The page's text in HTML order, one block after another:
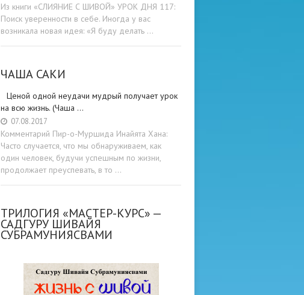
Из книги «СЛИЯНИЕ С ШИВОЙ» УРОК ДНЯ 117:
Поиск уверенности в себе. Иногда у вас
возникала новая идея: «Я буду делать …
ЧАША САКИ
Ценой одной неудачи мудрый получает урок
на всю жизнь. (Чаша …
07.08.2017
Комментарий Пир-о-Муршида Инайята Хана:
Часто случается, что мы обнаруживаем, как
один человек, будучи успешным по жизни,
продолжает преуспевать, в то …
ТРИЛОГИЯ «МАСТЕР-КУРС» —
САДГУРУ ШИВАЙЯ
СУБРАМУНИЯСВАМИ